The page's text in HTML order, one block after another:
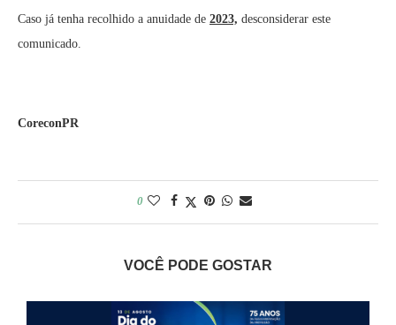
Caso já tenha recolhido a anuidade de 2023, desconsiderar este
comunicado.
CoreconPR
0
VOCÊ PODE GOSTAR